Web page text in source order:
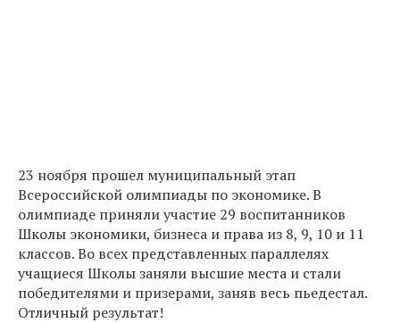
23 ноября прошел муниципальный этап
Всероссийской олимпиады по экономике. В
олимпиаде приняли участие 29 воспитанников
Школы экономики, бизнеса и права из 8, 9, 10 и 11
классов. Во всех представленных параллелях
учащиеся Школы заняли высшие места и стали
победителями и призерами, заняв весь пьедестал.
Отличный результат!